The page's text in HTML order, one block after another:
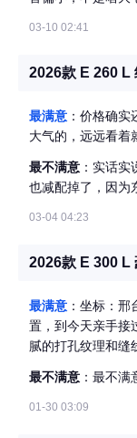
03-10 02:41
2026款 E 260 L
最满意 ：价格确
大气的，远远看着
最不满意 ：实话
也减配掉了，因为
03-04 04:23
2026款 E 300 L
最满意 ：坐标：
置，到今天亲手接过钥匙，这
腻的打孔纹理和缝
还是载朋友，都能感受到被认真对待的舒适
技感和精致感直接
最不满意 ：最不
01-30 03:09